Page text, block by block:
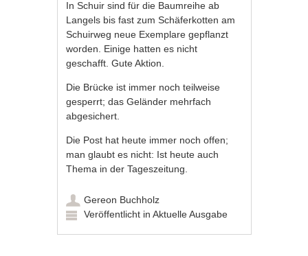
In Schuir sind für die Baumreihe ab
Langels bis fast zum Schäferkotten am
Schuirweg neue Exemplare gepflanzt
worden. Einige hatten es nicht
geschafft. Gute Aktion.
Die Brücke ist immer noch teilweise
gesperrt; das Geländer mehrfach
abgesichert.
Die Post hat heute immer noch offen;
man glaubt es nicht: Ist heute auch
Thema in der Tageszeitung.
Gereon Buchholz
Veröffentlicht inAktuelle Ausgabe